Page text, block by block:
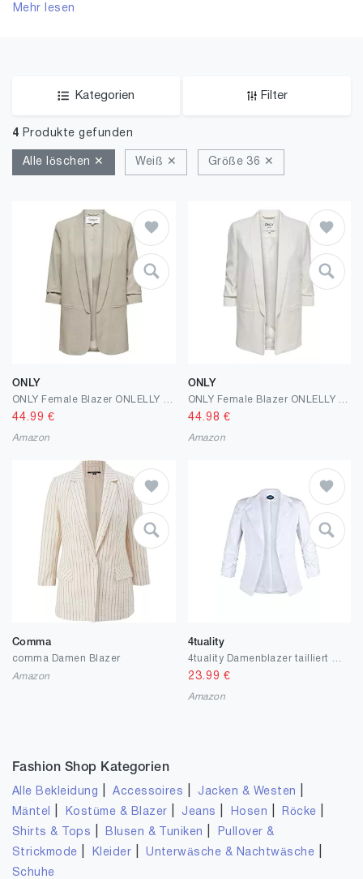
in Größe 36 und alle Trends aus 2026 für Frauen!
Mehr lesen
Kategorien Filter
4 Produkte gefunden
Alle löschen ✕ Weiß ✕ Größe 36 ✕
ONLY
44.99 €
Amazon
ONLY
44.98 €
Amazon
Comma
comma Damen Blazer
Amazon
4tuality
23.99 €
Amazon
Fashion Shop Kategorien
Alle Bekleidung |Accessoires Jacken & Westen
Mäntel Kostüme & Blazer Jeans Hosen Röcke
Shirts & Tops Blusen & Tuniken
Pullover &
Strickmode
Kleider |Unterwäsche & Nachtwäsche
Schuhe